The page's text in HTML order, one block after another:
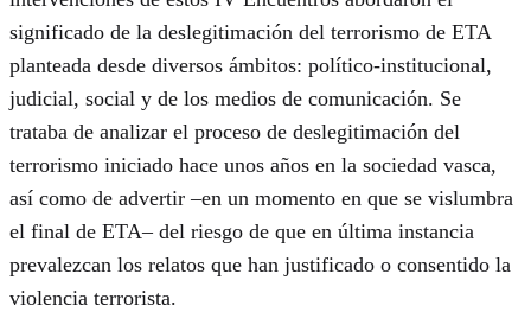
significado de la deslegitimación del terrorismo de ETA
planteada desde diversos ámbitos: político-institucional,
judicial, social y de los medios de comunicación. Se
trataba de analizar el proceso de deslegitimación del
terrorismo iniciado hace unos años en la sociedad vasca,
así como de advertir –en un momento en que se vislumbra
el final de ETA– del riesgo de que en última instancia
prevalezcan los relatos que han justificado o consentido la
violencia terrorista.